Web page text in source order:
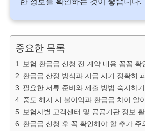
중요한 목록
보험 환급금 신청 전 계약 내용 꼼꼼 확
환급금 산정 방식과 지급 시기 정확히
필요한 서류 준비와 제출 방법 숙지하기
중도 해지 시 불이익과 환급금 차이 알
보험사별 고객센터 및 공공기관 정보
환급금 신청 후 꼭 확인해야 할 추가 주